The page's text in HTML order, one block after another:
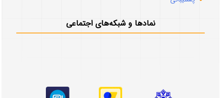
نمادها و شبکه‌های اجتماعی